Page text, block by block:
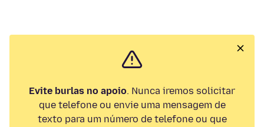
Evite burlas no apoio. Nunca iremos solicitar
que telefone ou envie uma mensagem de
texto para um número de telefone ou que